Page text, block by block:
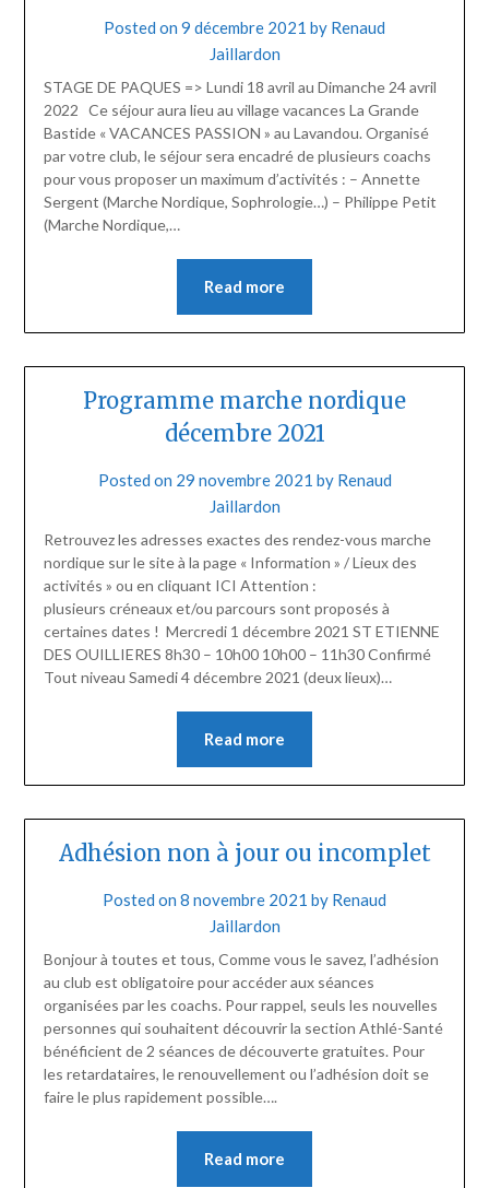
Posted on 9 décembre 2021 by Renaud
Jaillardon
STAGE DE PAQUES => Lundi 18 avril au Dimanche 24 avril
2022 Ce séjour aura lieu au village vacances La Grande
Bastide « VACANCES PASSION » au Lavandou. Organisé
par votre club, le séjour sera encadré de plusieurs coachs
pour vous proposer un maximum d’activités : – Annette
Sergent (Marche Nordique, Sophrologie…) – Philippe Petit
(Marche Nordique,…
Read more
Programme marche nordique
décembre 2021
Posted on 29 novembre 2021 by Renaud
Jaillardon
Retrouvez les adresses exactes des rendez-vous marche
nordique sur le site à la page « Information » / Lieux des
activités » ou en cliquant ICI Attention :
plusieurs créneaux et/ou parcours sont proposés à
certaines dates ! Mercredi 1 décembre 2021 ST ETIENNE
DES OUILLIERES 8h30 – 10h00 10h00 – 11h30 Confirmé
Tout niveau Samedi 4 décembre 2021 (deux lieux)…
Read more
Adhésion non à jour ou incomplet
Posted on 8 novembre 2021 by Renaud
Jaillardon
Bonjour à toutes et tous, Comme vous le savez, l’adhésion
au club est obligatoire pour accéder aux séances
organisées par les coachs. Pour rappel, seuls les nouvelles
personnes qui souhaitent découvrir la section Athlé-Santé
bénéficient de 2 séances de découverte gratuites. Pour
les retardataires, le renouvellement ou l’adhésion doit se
faire le plus rapidement possible….
Read more